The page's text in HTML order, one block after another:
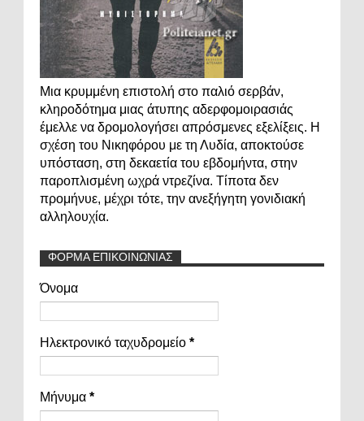
Μια κρυμμένη επιστολή στο παλιό σερβάν,
κληροδότημα μιας άτυπης αδερφομοιρασιάς
έμελλε να δρομολογήσει απρόσμενες εξελίξεις. Η
σχέση του Νικηφόρου με τη Λυδία, αποκτούσε
υπόσταση, στη δεκαετία του εβδομήντα, στην
παροπλισμένη ωχρά ντρεζίνα. Τίποτα δεν
προμήνυε, μέχρι τότε, την ανεξήγητη γονιδιακή
αλληλουχία.
ΦΟΡΜΑ ΕΠΙΚΟΙΝΩΝΙΑΣ
Όνομα
Ηλεκτρονικό ταχυδρομείο *
Μήνυμα *